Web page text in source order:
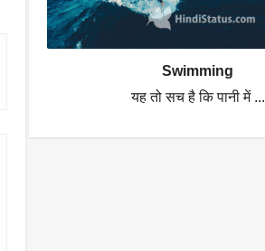
Swimming
यह तो सच है कि पानी में ...